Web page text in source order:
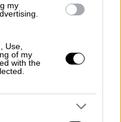
my
Use,
of my
with the
.
μπλε
βροχοπτώσεων
θα είναι τα